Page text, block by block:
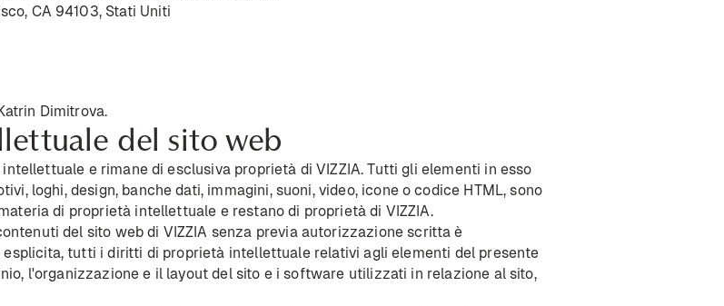
CA 94103, Stati Uniti
Dimitrova.
del sito web
e rimane di esclusiva proprietà di VIZZIA. Tutti gli elementi in esso
loghi, design, banche dati, immagini, suoni, video, icone o codice HTML, sono
di proprietà intellettuale e restano di proprietà di VIZZIA.
del sito web di VIZZIA senza previa autorizzazione scritta è
tutti i diritti di proprietà intellettuale relativi agli elementi del presente
l'organizzazione e il layout del sito e i software utilizzati in relazione al sito,